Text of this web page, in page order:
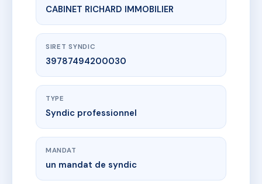
CABINET RICHARD IMMOBILIER
SIRET SYNDIC
39787494200030
TYPE
Syndic professionnel
MANDAT
un mandat de syndic